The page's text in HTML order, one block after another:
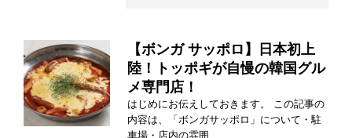
【ボンガ サッポロ】日本初上
陸！トッポギが自慢の韓国グル
メ専門店！
はじめにお伝えしておきます。 この記事の
内容は、「ボンガサッポロ」について・駐
車場・店内の雰囲